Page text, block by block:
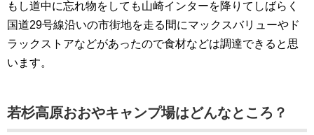
もし道中に忘れ物をしても山崎インターを降りてしばらく
国道29号線沿いの市街地を走る間にマックスバリューやド
ラックストアなどがあったので食材などは調達できると思
います。
若杉高原おおやキャンプ場はどんなところ？